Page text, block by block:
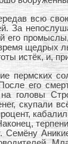
всю
За
его
щедрых
истёк, и,
пермских
его
головы
скупали
Семёну